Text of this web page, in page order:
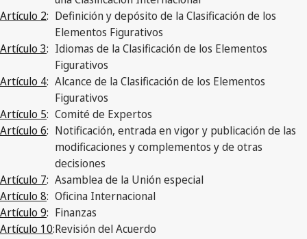
Artículo 2: Definición y depósito de la Clasificación de los
Elementos Figurativos
Artículo 3: Idiomas de la Clasificación de los Elementos
Figurativos
Artículo 4: Alcance de la Clasificación de los Elementos
Figurativos
Artículo 5: Comité de Expertos
Artículo 6: Notificación, entrada en vigor y publicación de las
modificaciones y complementos y de otras
decisiones
Artículo 7: Asamblea de la Unión especial
Artículo 8: Oficina Internacional
Artículo 9: Finanzas
Artículo 10:Revisión del Acuerdo